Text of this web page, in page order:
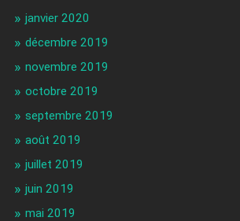
janvier 2020
décembre 2019
novembre 2019
octobre 2019
septembre 2019
août 2019
juillet 2019
juin 2019
mai 2019